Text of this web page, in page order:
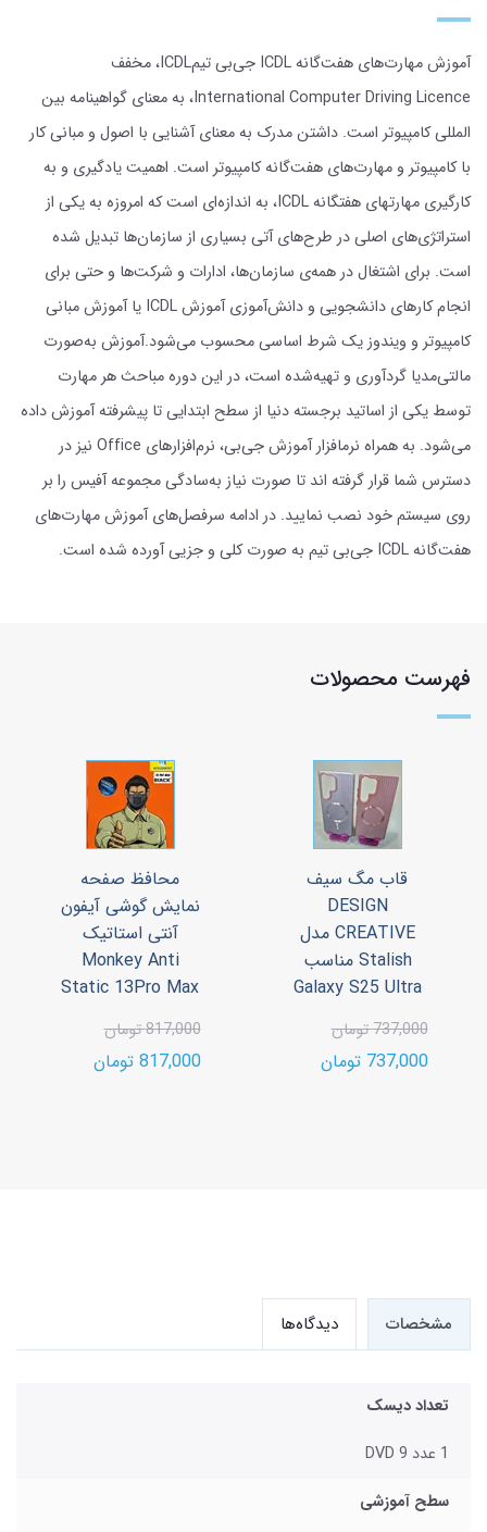
آموزش مهارت‌های هفت‌گانه ICDL جی‌بی‌ تیمICDL، مخفف
International Computer Driving Licence، به معنای گواهینامه بین
المللی کامپیوتر است. داشتن مدرک به معنای آشنایی با اصول و مبانی کار
با کامپیوتر و مهارت‌های هفت‌گانه کامپیوتر است. اهمیت یادگیری و به
کارگیری مهارتهای هفتگانه ICDL، به اندازه‌ای است که امروزه به یکی از
استراتژی‌های اصلی در طرح‌های آتی بسیاری از سازمان‌ها تبدیل شده
است. برای اشتغال در همه‌ی سازمان‌ها، ادارات و شرکت‌ها و حتی برای
انجام کارهای دانشجویی و دانش‌آموزی آموزش ICDL یا آموزش مبانی
کامپیوتر و ویندوز یک شرط اساسی محسوب می‌شود.آموزش به‌صورت
مالتی‌مدیا گردآوری و تهیه‌شده است، در این دوره مباحث هر مهارت
توسط یکی از اساتید برجسته دنیا از سطح ابتدایی تا پیشرفته آموزش داده
می‌شود. به همراه نر‌مافزار آموزش جی‌بی، نرم‌افزارهای Office نیز در
دسترس شما قرار گرفته اند تا صورت نیاز به‌سادگی مجموعه آفیس را بر
روی سیستم خود نصب نمایید. در ادامه سرفصل‌های آموزش مهارت‌های
هفت‌گانه ICDL جی‌بی‌ تیم به صورت کلی و جزیی آورده شده است.
فهرست محصولات
قاب مگ سیف
DESIGN
CREATIVE مدل
Stalish مناسب
Galaxy S25 Ultra
737,000 تومان
737,000 تومان
محافظ صفحه
نمایش گوشی آیفون
آنتی استاتیک
Monkey Anti
Static 13Pro Max
817,000 تومان
817,000 تومان
مشخصات دیدگاه‌ها
تعداد دیسک
1 عدد DVD 9
سطح آموزشی